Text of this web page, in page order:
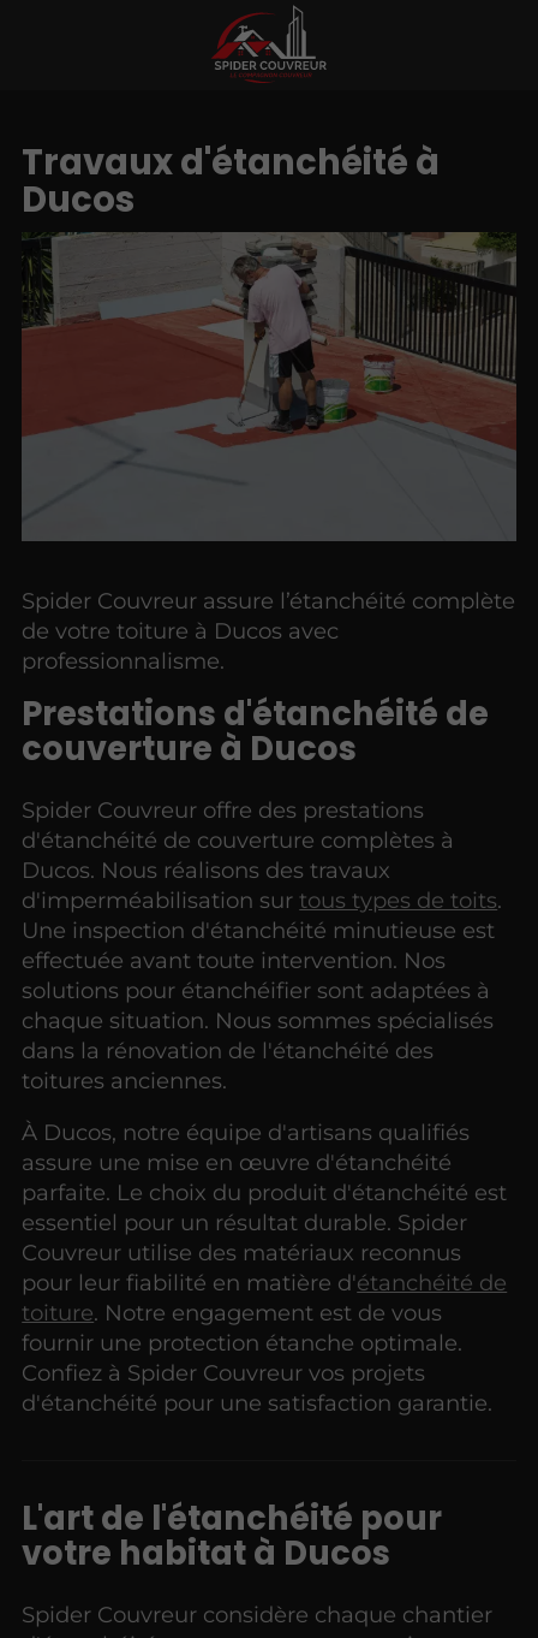
Travaux d'étanchéité à
Ducos
Spider Couvreur assure l’étanchéité complète
de votre toiture à Ducos avec
professionnalisme.
Prestations d'étanchéité de
couverture à Ducos
Spider Couvreur offre des prestations
d'étanchéité de couverture complètes à
Ducos. Nous réalisons des travaux
d'imperméabilisation surtous types de toits.
Une inspection d'étanchéité minutieuse est
effectuée avant toute intervention. Nos
solutions pour étanchéifier sont adaptées à
chaque situation. Nous sommes spécialisés
dans la rénovation de l'étanchéité des
toitures anciennes.
À Ducos, notre équipe d'artisans qualifiés
assure une mise en œuvre d'étanchéité
parfaite. Le choix du produit d'étanchéité est
essentiel pour un résultat durable. Spider
Couvreur utilise des matériaux reconnus
pour leur fiabilité en matière d'étanchéité de
toiture. Notre engagement est de vous
fournir une protection étanche optimale.
Confiez à Spider Couvreur vos projets
d'étanchéité pour une satisfaction garantie.
L'art de l'étanchéité pour
votre habitat à Ducos
Spider Couvreur considère chaque chantier